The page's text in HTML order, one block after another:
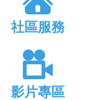
社區服務
影片專區